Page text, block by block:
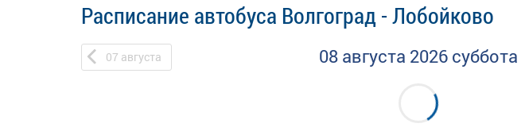
Расписание автобуса Волгоград - Лобойково
07 августа 08 августа 2026 суббота